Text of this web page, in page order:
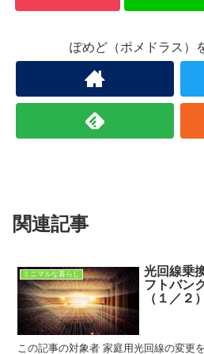
ぽめど（ポメドラス）
関連記事
ミニマルな暮らし
光回線乗
フトバン
（１／２）
この記事の対象者 家庭用光回線の変更